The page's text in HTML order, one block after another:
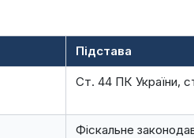
Підстава
Ст. 44 ПК України,
Фіскальне